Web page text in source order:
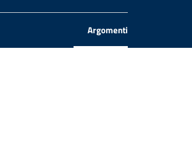
Argomenti
Menu selezionato